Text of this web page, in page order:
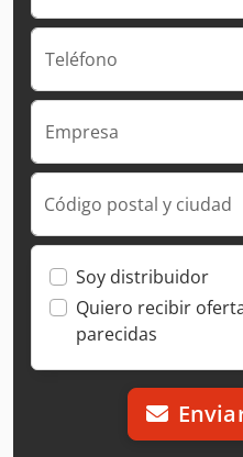
Teléfono
Empresa
Código postal y ciudad
Soy distribuidor
Quiero recibir
parecidas